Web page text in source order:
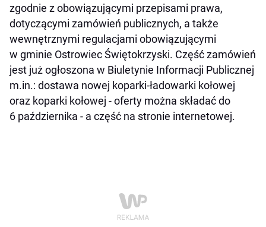
zgodnie z obowiązującymi przepisami prawa,
dotyczącymi zamówień publicznych, a także
wewnętrznymi regulacjami obowiązującymi
w gminie Ostrowiec Świętokrzyski. Część zamówień
jest już ogłoszona w Biuletynie Informacji Publicznej
m.in.: dostawa nowej koparki-ładowarki kołowej
oraz koparki kołowej - oferty można składać do
6 października - a część na stronie internetowej.